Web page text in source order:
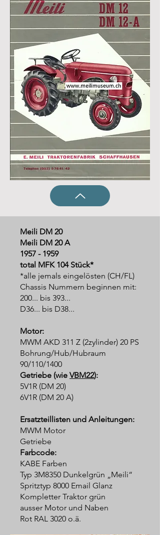
Meili DM 20
Meili DM 20 A
1957 - 1959
total MFK 104 Stück*
*alle jemals eingelösten (CH/FL)
Chassis Nummern beginnen mit:
200... bis 393...
D36... bis D38...
Motor:
MWM AKD 311 Z (2zylinder) 20 PS
Bohrung/Hub/Hubraum
90/110/1400
Getriebe (wie VBM22):
5V1R (DM 20)
6V1R (DM 20 A)
Ersatzteillisten und Anleitungen:
MWM Motor
Getriebe
Farbcode:
KABE Farben
Typ 3M8350 Dunkelgrün „Meili“
Spritztyp 8000 Email Glanz
Kompletter Traktor grün
ausser Motor und Naben
Rot RAL 3020 o.ä.